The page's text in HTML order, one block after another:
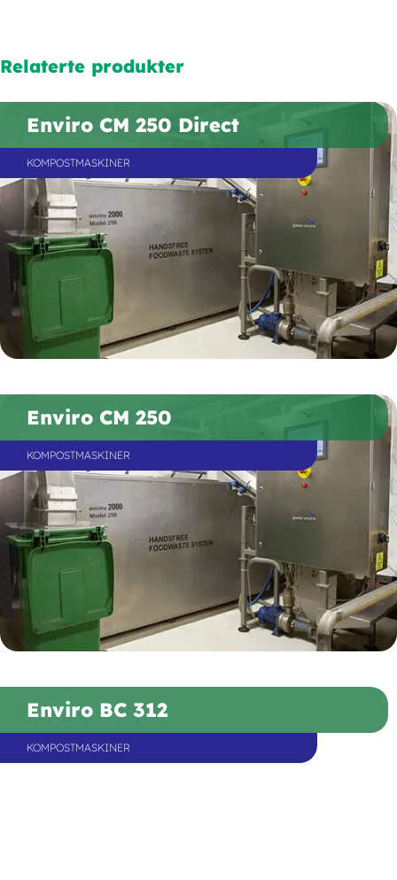
Relaterte produkter
Enviro CM 250 Direct
KOMPOSTMASKINER
Enviro CM 250
KOMPOSTMASKINER
Enviro BC 312
KOMPOSTMASKINER